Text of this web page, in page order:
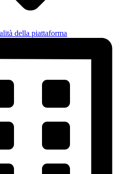
della piattaforma